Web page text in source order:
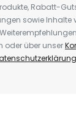
Rabatt-
sowie
oder über unser